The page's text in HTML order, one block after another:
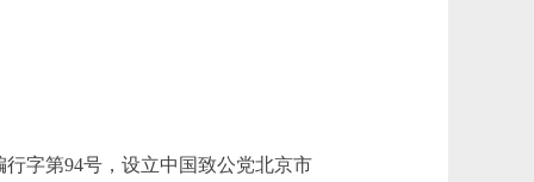
字第94号，设立中国致公党北京市